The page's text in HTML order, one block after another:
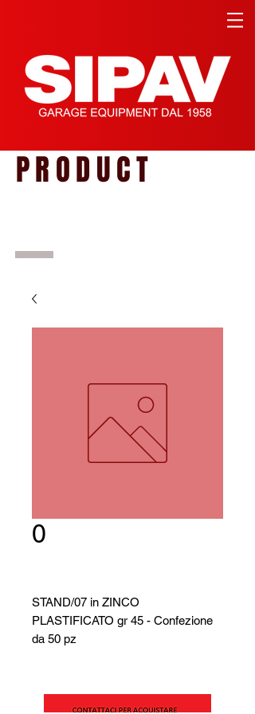
PRODUCT
0
STAND/07 in ZINCO
PLASTIFICATO gr 45 - Confezione
da 50 pz